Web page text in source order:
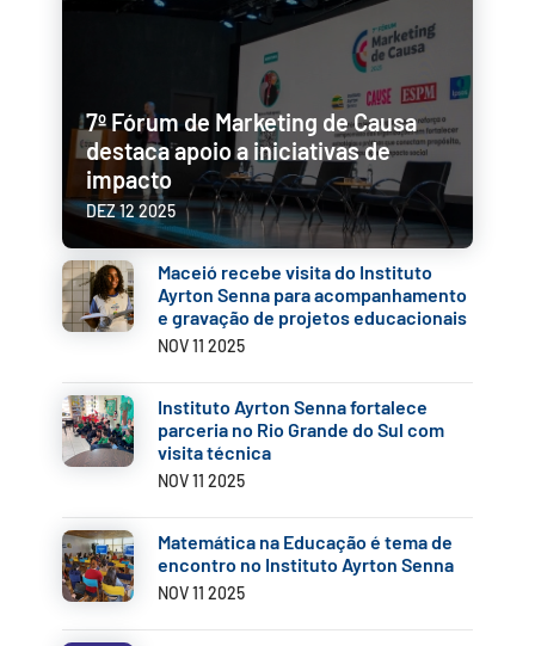
7º Fórum de Marketing de Causa
destaca apoio a iniciativas de
impacto
DEZ 12 2025
Maceió recebe visita do Instituto
Ayrton Senna para acompanhamento
e gravação de projetos educacionais
NOV 11 2025
Instituto Ayrton Senna fortalece
parceria no Rio Grande do Sul com
visita técnica
NOV 11 2025
Matemática na Educação é tema de
encontro no Instituto Ayrton Senna
NOV 11 2025